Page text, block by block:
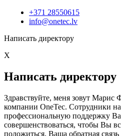
+371 28550615
info@onetec.lv
Написать директору
X
Написать директору
Здравствуйте, меня зовут Марис
компании OneTec. Сотрудники
профессиональную поддержку
совершенствоваться, чтобы Вы
положиться. Ваша обратная